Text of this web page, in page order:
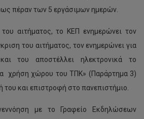
πέραν των 5 εργάσιμων ημερών.
αιτήματος, το ΚΕΠ ενημερώνει τον
του αιτήματος, τον ενημερώνει για
του αποστέλλει ηλεκτρονικά το
χρήση χώρου του ΤΠΚ» (Παράρτημα 3)
του και επιστροφή στο πανεπιστήμιο.
με το Γραφείο Εκδηλώσεων